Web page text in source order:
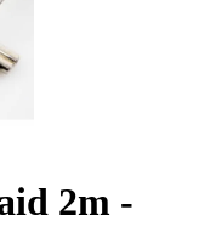
2m -